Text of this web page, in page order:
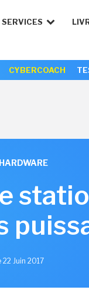
SERVICES
CYBERCOACH
HARDWARE
22 Juin 2017